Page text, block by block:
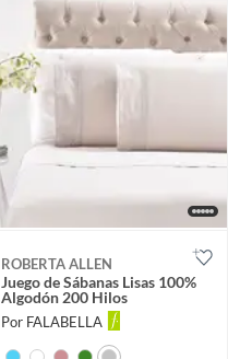
ROBERTA ALLEN
Juego de Sábanas Lisas 100%
Algodón 200 Hilos
Por FALABELLA